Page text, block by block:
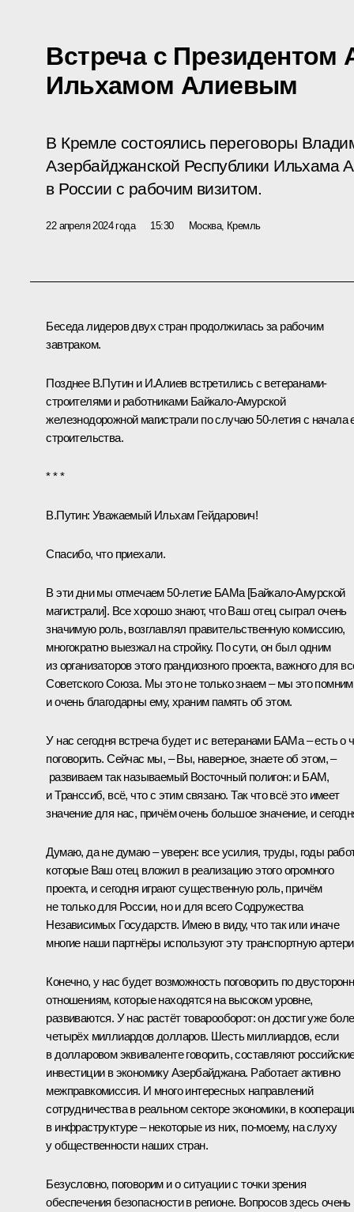
Встреча с Президентом
Ильхамом Алиевым
В Кремле состоялись переговоры
Азербайджанской Республики Ильхама
в России с рабочим визитом.
22 апреля 2024 года 15:30 Москва, Кремль
Беседа лидеров двух стран продолжилась за рабочим
завтраком.
Позднее В.Путин и И.Алиев встретилисьс ветеранами-
строителями и работниками Байкало-Амурской
железнодорожной магистрали по случаю 50-летия с начала
строительства.
* * *
В.Путин: Уважаемый Ильхам Гейдарович!
Спасибо, что приехали.
В эти дни мы отмечаем 50-летие БАМа [Байкало-Амурской
магистрали]. Все хорошо знают, что Ваш отец сыграл очень
значимую роль, возглавлял правительственную комиссию,
многократно выезжал на стройку. По сути, он был одним
из организаторов этого грандиозного проекта, важного для
Советского Союза. Мы это не только знаем – мы это помним
и очень благодарны ему, храним память об этом.
У нас сегодня встреча будет и с ветеранами БАМа – есть о
поговорить. Сейчас мы, – Вы, наверное, знаете об этом, –
развиваем так называемый Восточный полигон: и БАМ,
и Транссиб, всё, что с этим связано. Так что всё это имеет
значение для нас, причём очень большое значение, и
Думаю, да не думаю – уверен: все усилия, труды, годы
которые Ваш отец вложил в реализацию этого огромного
проекта, и сегодня играют существенную роль, причём
не только для России, но и для всего Содружества
Независимых Государств. Имею в виду, что так или иначе
многие наши партнёры используют эту транспортную
Конечно, у нас будет возможность поговорить по
отношениям, которые находятся на высоком уровне,
развиваются. У нас растёт товарооборот: он достиг уже
четырёх миллиардов долларов. Шесть миллиардов, если
в долларовом эквиваленте говорить, составляют
инвестиции в экономику Азербайджана. Работает активно
межправкомиссия. И много интересных направлений
сотрудничества в реальном секторе экономики, в
в инфраструктуре – некоторые из них, по-моему, на слуху
у общественности наших стран.
Безусловно, поговорим и о ситуации с точки зрения
обеспечения безопасности в регионе. Вопросов здесь очень